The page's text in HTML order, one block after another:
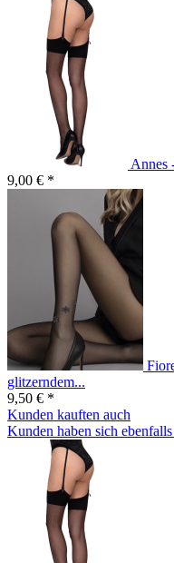
Annes
9,00 € *
glitzerndem...
9,50 € *
Kunden kauften auch
Kunden haben sich ebenfalls